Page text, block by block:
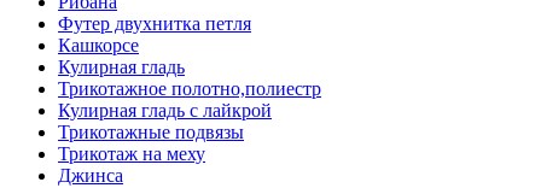
Футер двухнитка петля
Кашкорсе
Кулирная гладь
Трикотажное полотно,полиестр
Кулирная гладь с лайкрой
Трикотажные подвязы
Трикотаж на меху
Джинса